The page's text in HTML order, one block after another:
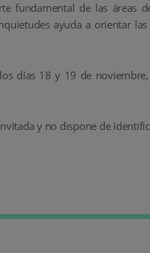
fundamental de las áreas
ayuda a orientar
días 18 y 19 de
y no dispone de